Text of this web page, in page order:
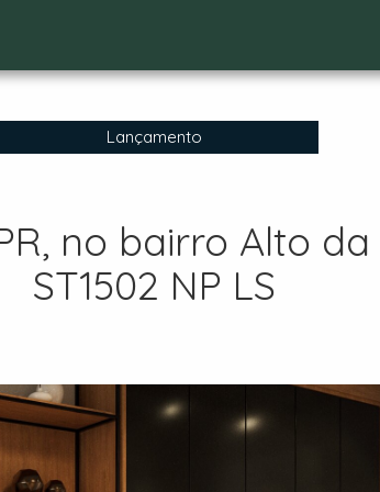
Lançamento
no bairro Alto
ST1502 NP LS